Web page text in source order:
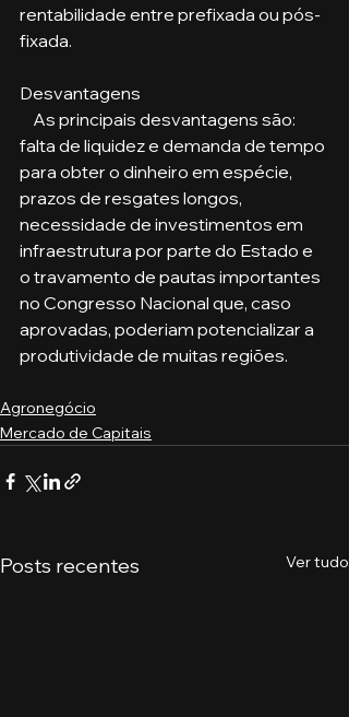
rentabilidade entre prefixada ou pós-
fixada.
Desvantagens
falta de liquidez e demanda de tempo
para obter o dinheiro em espécie,
prazos de resgates longos,
necessidade de investimentos em
infraestrutura por parte do Estado e
o travamento de pautas importantes
no Congresso Nacional que, caso
aprovadas, poderiam potencializar a
produtividade de muitas regiões.
Agronegócio
Mercado de Capitais
Posts recentes Ver tudo